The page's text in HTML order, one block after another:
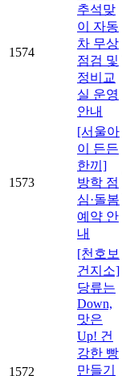
1574
추석맞
이 자동
차 무상
점검 및
정비교
실 운영
안내
1573
[서울아
이 든든
한끼]
방학 점
심·돌봄
예약 안
내
1572
[천호보
건지소]
당류는
Down,
맛은
Up! 건
강한 빵
만들기